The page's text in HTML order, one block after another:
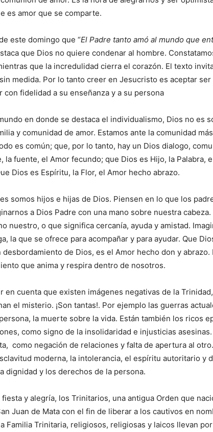
es amor que se comparte.
este domingo que “El Padre tanto amó al mundo que
que Dios no quiere condenar al hombre.
que la incredulidad cierra el corazón. El texto
medida. Por lo tanto creer en Jesucristo es aceptar
con fidelidad a su enseñanza y a su persona
en donde se destaca el individualismo, Dios no es
y comunidad de amor. Estamos ante la comunidad
es común; que, por lo tanto, hay un Dios dialogo,
la fuente, el Amor fecundo; que Dios es Hijo, la Palabra,
Dios es Espíritu, la Flor, el Amor hecho abrazo.
somos hijos e hijas de Dios. Piensen en lo que los
a Dios Padre con una mano sobre nuestra cabeza.
nuestro, o que significa cercanía, ayuda y amistad.
la que se ofrece para acompañar y para ayudar. Que
de Dios, es el Amor hecho don y abrazo.
que anima y respira dentro de nosotros.
en cuenta que existen imágenes negativas de la
el misterio. ¡Son tantas!. Por ejemplo las guerras
la muerte sobre la vida. Están también los ricos
como signo de la insolidaridad e injusticias
como negación de relaciones y falta de apertura al
moderna, la intolerancia, el espíritu autoritario y
dignidad y los derechos de la persona.
y alegría, los Trinitarios, una antigua Orden que
Juan de Mata con el fin de liberar a los cautivos en
Familia Trinitaria, religiosos, religiosas y laicos llevan